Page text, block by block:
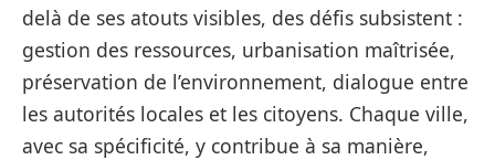
delà de ses atouts visibles, des défis subsistent :
gestion des ressources, urbanisation maîtrisée,
préservation de l’environnement, dialogue entre
les autorités locales et les citoyens. Chaque ville,
avec sa spécificité, y contribue à sa manière,